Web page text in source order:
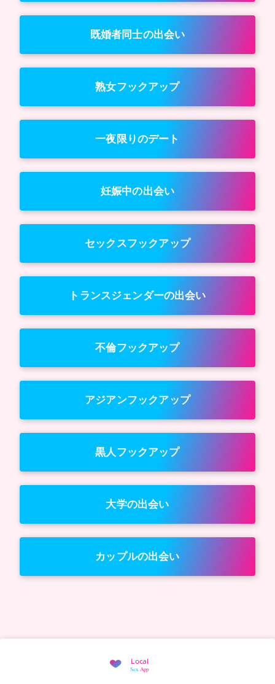
既婚者同士の出会い
熟女フックアップ
一夜限りのデート
妊娠中の出会い
セックスフックアップ
トランスジェンダーの出会い
不倫フックアップ
アジアンフックアップ
黒人フックアップ
大学の出会い
カップルの出会い